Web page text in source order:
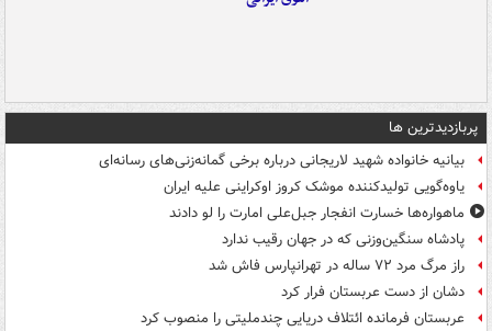
پربازدیدترین ها
بیانیه خانواده شهید لاریجانی درباره برخی گمانه‌زنی‌های رسانه‌ای
یاوه‌گویی تولیدکننده موشک کروز اوکراینی علیه ایران
ماهواره‌ها خسارت انفجار جبل‌علی امارت را لو دادند
پادشاه سنگین‌وزنی که در جهان رقیب ندارد
راز مرگ مرد ۷۲ ساله در تهرانپارس فاش شد
دشان از دست عربستان فرار کرد
عربستان فرمانده ائتلاف دریایی چندملیتی را منصوب کرد